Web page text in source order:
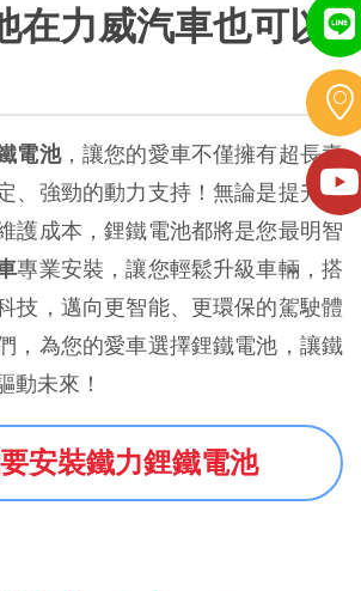
在力威汽車也可以
電池，讓您的愛車不僅擁有超長壽
、強勁的動力支持！無論是提升車
護成本，鋰鐵電池都將是您最明智
專業安裝，讓您輕鬆升級車輛，搭
技，邁向更智能、更環保的駕駛體
，為您的愛車選擇鋰鐵電池，讓鐵
動未來！
安裝鐵力鋰鐵電池